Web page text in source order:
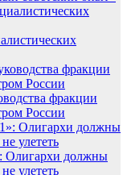
фракции
России
Олигархи должны
улететь